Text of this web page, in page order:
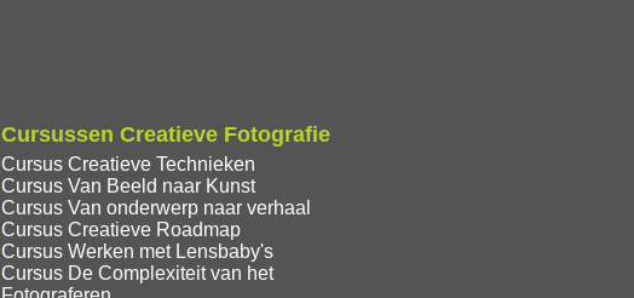
Cursussen Creatieve Fotografie
Cursus Creatieve Technieken
Cursus Van Beeld naar Kunst
Cursus Van onderwerp naar verhaal
Cursus Creatieve Roadmap
Cursus Werken met Lensbaby's
Cursus De Complexiteit van het